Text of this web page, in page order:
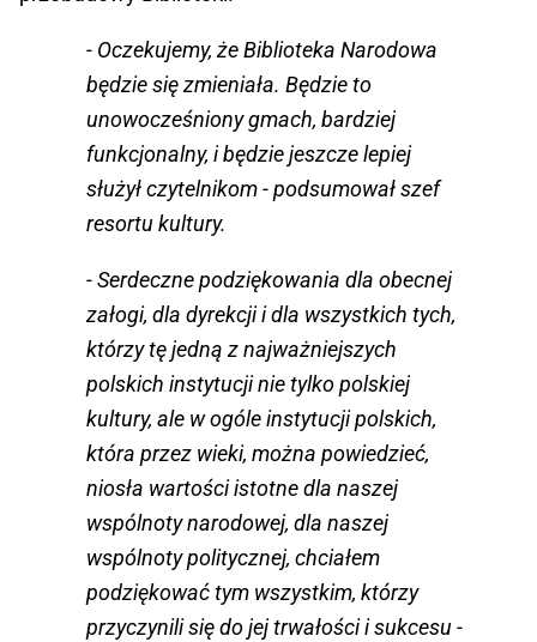
- Oczekujemy, że Biblioteka Narodowa
będzie się zmieniała. Będzie to
unowocześniony gmach, bardziej
funkcjonalny, i będzie jeszcze lepiej
służył czytelnikom - podsumował szef
resortu kultury.
- Serdeczne podziękowania dla obecnej
załogi, dla dyrekcji i dla wszystkich tych,
którzy tę jedną z najważniejszych
polskich instytucji nie tylko polskiej
kultury, ale w ogóle instytucji polskich,
która przez wieki, można powiedzieć,
niosła wartości istotne dla naszej
wspólnoty narodowej, dla naszej
wspólnoty politycznej, chciałem
podziękować tym wszystkim, którzy
przyczynili się do jej trwałości i sukcesu -